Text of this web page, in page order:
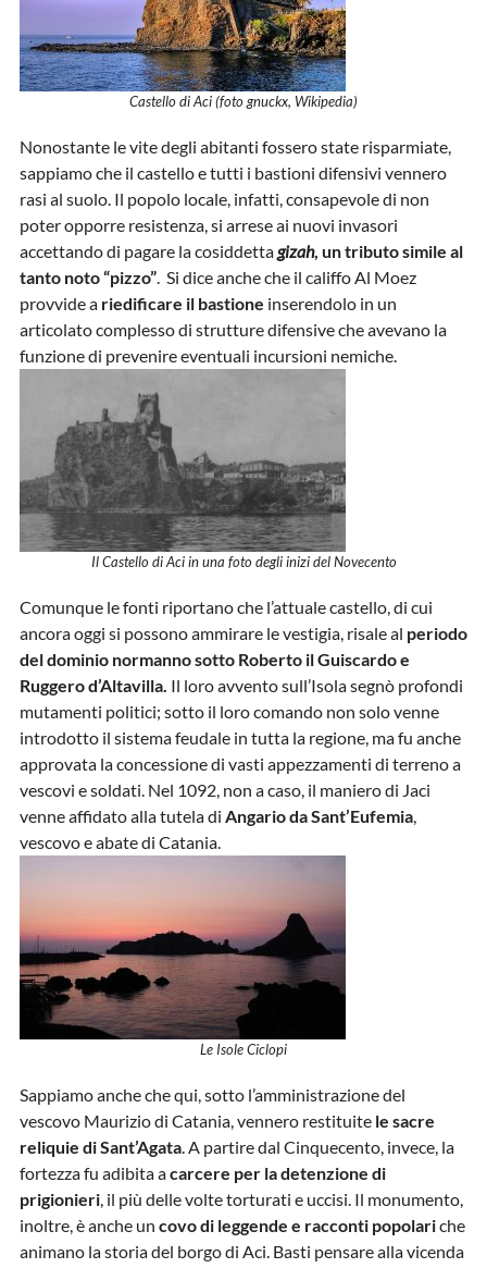
Castello di Aci (foto gnuckx, Wikipedia)
Nonostante le vite degli abitanti fossero state risparmiate,
sappiamo che il castello e tutti i bastioni difensivi vennero
rasi al suolo. Il popolo locale, infatti, consapevole di non
poter opporre resistenza, si arrese ai nuovi invasori
accettando di pagare la cosiddettagizah, un tributo simile al
tanto noto “pizzo”. Si dice anche che il califfo Al Moez
provvide a riedificare il bastione inserendolo in un
articolato complesso di strutture difensive che avevano la
funzione di prevenire eventuali incursioni nemiche.
Il Castello di Aci in una foto degli inizi del Novecento
Comunque le fonti riportano che l’attuale castello, di cui
ancora oggi si possono ammirare le vestigia, risale al periodo
del dominio normanno sotto Roberto il Guiscardo e
Ruggero d’Altavilla. Il loro avvento sull’Isola segnò profondi
mutamenti politici; sotto il loro comando non solo venne
introdotto il sistema feudale in tutta la regione, ma fu anche
approvata la concessione di vasti appezzamenti di terreno a
vescovi e soldati. Nel 1092, non a caso, il maniero di Jaci
venne affidato alla tutela di Angario da Sant’Eufemia,
vescovo e abate di Catania.
Le Isole Ciclopi
Sappiamo anche che qui, sotto l’amministrazione del
vescovo Maurizio di Catania, vennero restituite le sacre
reliquie di Sant’Agata. A partire dal Cinquecento, invece, la
fortezza fu adibita acarcere per la detenzione di
prigionieri, il più delle volte torturati e uccisi. Il monumento,
inoltre, è anche un covo di leggende e racconti popolariche
animano la storia del borgo di Aci. Basti pensare alla vicenda